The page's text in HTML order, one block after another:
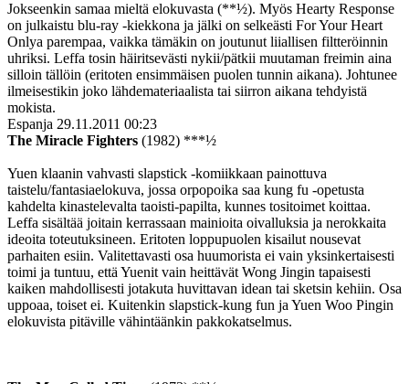
Jokseenkin samaa mieltä elokuvasta (**½). Myös Hearty Response
on julkaistu blu-ray ‑kiekkona ja jälki on selkeästi For Your Heart
Onlya parempaa, vaikka tämäkin on joutunut liiallisen filtteröinnin
uhriksi. Leffa tosin häiritsevästi nykii/pätkii muutaman freimin aina
silloin tällöin (eritoten ensimmäisen puolen tunnin aikana). Johtunee
ilmeisestikin joko lähdemateriaalista tai siirron aikana tehdyistä
mokista.
Espanja 29.11.2011 00:23
The Miracle Fighters (1982) ***½
Yuen klaanin vahvasti slapstick ‑komiikkaan painottuva
taistelu/fantasiaelokuva, jossa orpopoika saa kung fu ‑opetusta
kahdelta kinastelevalta taoisti-papilta, kunnes tositoimet koittaa.
Leffa sisältää joitain kerrassaan mainioita oivalluksia ja nerokkaita
ideoita toteutuksineen. Eritoten loppupuolen kisailut nousevat
parhaiten esiin. Valitettavasti osa huumorista ei vain yksinkertaisesti
toimi ja tuntuu, että Yuenit vain heittävät Wong Jingin tapaisesti
kaiken mahdollisesti jotakuta huvittavan idean tai sketsin kehiin. Osa
uppoaa, toiset ei. Kuitenkin slapstick-kung fun ja Yuen Woo Pingin
elokuvista pitäville vähintäänkin pakkokatselmus.